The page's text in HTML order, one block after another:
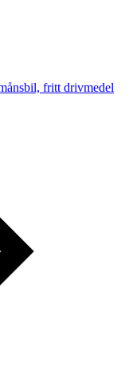
fritt drivmedel